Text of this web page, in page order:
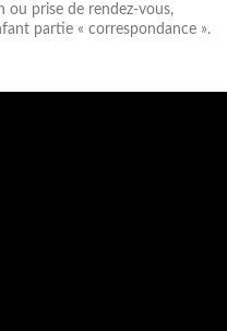
ou prise de rendez-vous,
partie « correspondance ».